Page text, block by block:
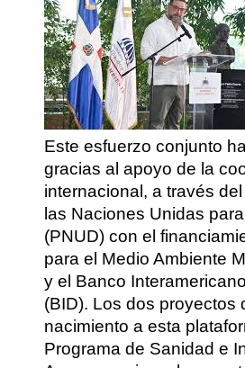
Este esfuerzo conjunto
gracias al apoyo de la
internacional, a través
las Naciones Unidas
(PNUD) con el
para el Medio Ambiente
y el Banco
(BID). Los dos proyectos
nacimiento a esta
Programa de Sanidad e